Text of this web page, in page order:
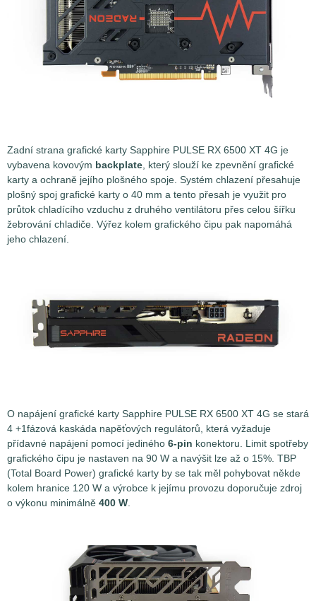
Zadní strana grafické karty Sapphire PULSE RX 6500 XT 4G je
vybavena kovovým backplate , který slouží ke zpevnění grafické
karty a ochraně jejího plošného spoje. Systém chlazení přesahuje
plošný spoj grafické karty o 40 mm a tento přesah je využit pro
průtok chladícího vzduchu z druhého ventilátoru přes celou šířku
žebrování chladiče. Výřez kolem grafického čipu pak napomáhá
jeho chlazení.
O napájení grafické karty Sapphire PULSE RX 6500 XT 4G se stará
4 +1fázová kaskáda napěťových regulátorů, která vyžaduje
přídavné napájení pomocí jediného 6-pin konektoru. Limit spotřeby
grafického čipu je nastaven na 90 W a navýšit lze až o 15%. TBP
(Total Board Power) grafické karty by se tak měl pohybovat někde
kolem hranice 120 W a výrobce k jejímu provozu doporučuje zdroj
o výkonu minimálně 400 W